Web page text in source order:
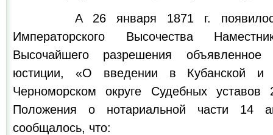
А 26 января 1871 г. появилось
Императорского Высочества
Высочайшего разрешения
юстиции, «О введении в Кубанской и
Черноморском округе Судебных
Положения о нотариальной части 14
сообщалось, что: